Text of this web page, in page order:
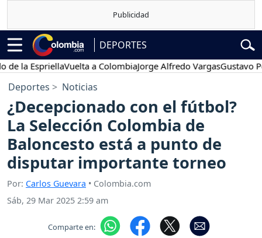
DEPORTES
EspriellaVuelta a ColombiaJorge Alfredo VargasGustavo Petro
Deportes Noticias
¿Decepcionado con el fútbol?
La Selección Colombia de
Baloncesto está a punto de
disputar importante torneo
Por: Carlos Guevara • Colombia.com
Sáb, 29 Mar 2025 2:59 am
Comparte en: